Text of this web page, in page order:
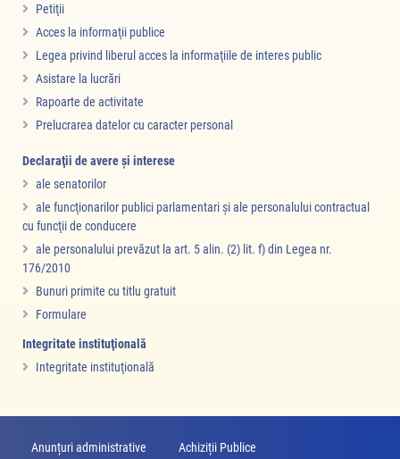
Petiţii
Acces la informaţii publice
Legea privind liberul acces la informaţiile de interes public
Asistare la lucrări
Rapoarte de activitate
Prelucrarea datelor cu caracter personal
Declaraţii de avere şi interese
ale senatorilor
ale funcţionarilor publici parlamentari şi ale personalului contractual
cu funcţii de conducere
ale personalului prevăzut la art. 5 alin. (2) lit. f) din Legea nr.
176/2010
Bunuri primite cu titlu gratuit
Formulare
Integritate instituţională
Integritate instituţională
Anunțuri administrative Achiziții Publice